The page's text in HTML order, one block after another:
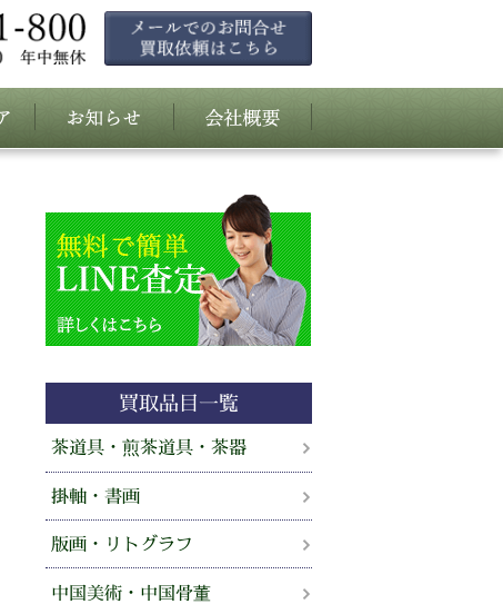
買取品目一覧
茶道具・煎茶道具・茶器
掛軸・書画
版画・リトグラフ
中国美術・中国骨董